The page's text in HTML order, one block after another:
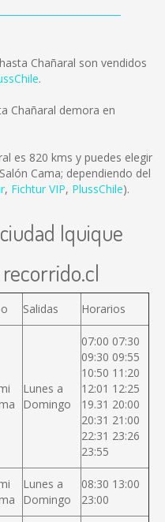
Chañaral son vendidos
.
Chañaral demora en
es 820 kms y puedes elegir
Cama; dependiendo del
, Fichtur VIP, PlussChile).
Iquique
Salidas Horarios
Lunes a
Domingo
07:00 07:30
09:30 09:55
10:50 11:20
12:01 12:25
19.31 20:00
20:31 21:00
22:31 23:26
23:55
Lunes a
Domingo
08:30 13:00
23:00